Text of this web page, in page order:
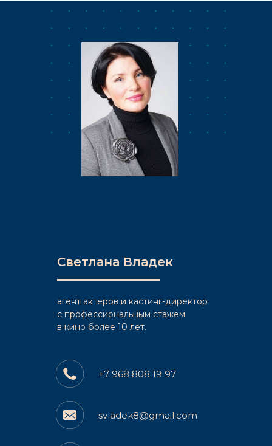
Светлана Владек
агент актеров и кастинг-директор
c профессиональным стажем
в кино более 10 лет.
+7 968 808 19 97
svladek8@gmail.com